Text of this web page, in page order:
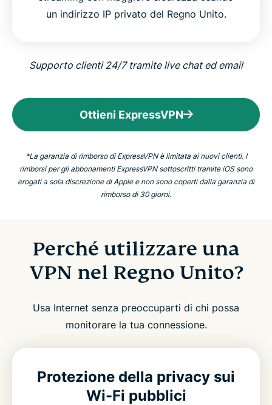
un indirizzo IP privato del Regno Unito.
Supporto clienti 24/7 tramite live chat ed email
Ottieni ExpressVPN
*La garanzia di rimborso di ExpressVPN è limitata ai nuovi clienti. I
rimborsi per gli abbonamenti ExpressVPN sottoscritti tramite iOS sono
erogati a sola discrezione di Apple e non sono coperti dalla garanzia di
rimborso di 30 giorni.
Perché utilizzare una
VPN nel Regno Unito?
Usa Internet senza preoccuparti di chi possa
monitorare la tua connessione.
Protezione della privacy sui
Wi-Fi pubblici